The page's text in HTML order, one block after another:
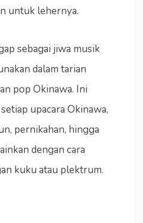
untuk lehernya.
sebagai jiwa musik
dalam tarian
pop Okinawa. Ini
upacara Okinawa,
pernikahan, hingga
dengan cara
kuku atau plektrum.